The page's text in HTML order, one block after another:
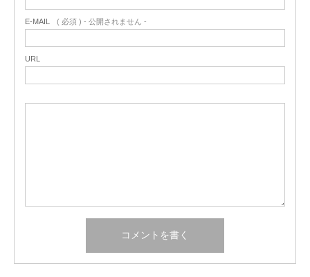
E-MAIL ( 必須 ) - 公開されません -
URL